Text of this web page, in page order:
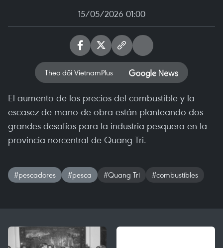
15/05/2026 01:00
Theo dõi VietnamPlus
El aumento de los precios del combustible y la
escasez de mano de obra están planteando dos
grandes desafíos para la industria pesquera en la
provincia norcentral de Quang Tri.
#pescadores #pesca #Quang Tri #combustibles